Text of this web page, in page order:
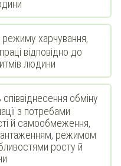
харчування,
відповідно до
людини
обміну
з потребами
й самообмеження,
режимом
росту й